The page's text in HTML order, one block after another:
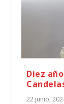
Diez
22 junio,